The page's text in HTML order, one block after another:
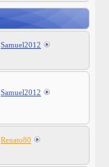
Samuel2012
Samuel2012
Renato80